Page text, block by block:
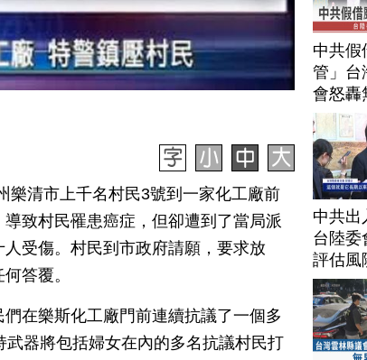
樂清市上千名村民3號到一家化工廠前
致村民罹患癌症，但卻遭到了當局派
受傷。村民到市政府請願，要求放
答覆。
在樂斯化工廠門前連續抗議了一個多
器將包括婦女在內的多名抗議村民打
中共假
管」台
會怒轟
中共出
台陸委
評估風